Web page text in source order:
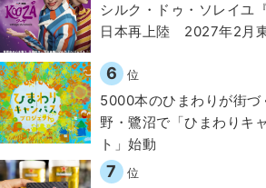
シルク・ドゥ・ソレイユ
日本再上陸 2027年2月
6 位
5000本のひまわりが街づ
野・鷺沼で「ひまわりキ
ト」始動
7 位